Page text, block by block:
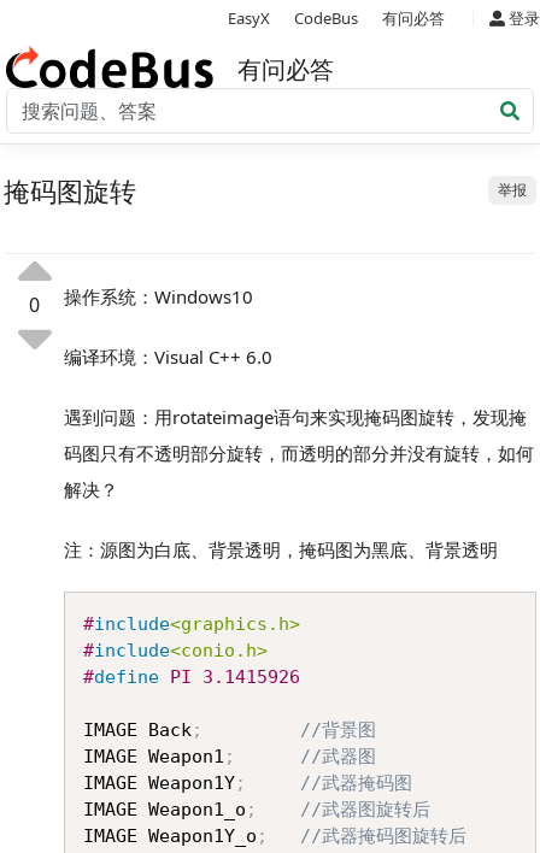
EasyX CodeBus 有问必答 登录
有问必答
举报
掩码图旋转
0 操作系统：Windows10
编译环境：Visual C++ 6.0
遇到问题：用rotateimage语句来实现掩码图旋转，发现掩
码图只有不透明部分旋转，而透明的部分并没有旋转，如何
解决？
注：源图为白底、背景透明，掩码图为黑底、背景透明
#include<graphics.h>
#include<conio.h>
#define PI 3.1415926
IMAGE Back;
//背景图
IMAGE Weapon1 ;
//武器图
IMAGE Weapon1Y;
//武器掩码图
IMAGE Weapon1_o ;
//武器图旋转后
IMAGE Weapon1Y_o ; //武器掩码图旋转后